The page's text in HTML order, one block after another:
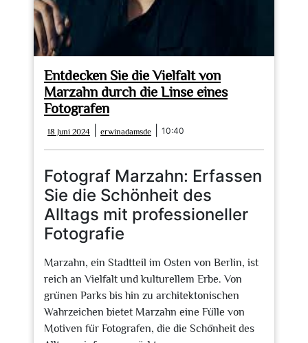
Entdecken Sie die Vielfalt von
Marzahn durch die Linse eines
Fotografen
18 Juni 2024
Juni
2024
erwinadamsde erwinadamsde
10:40
Fotograf Marzahn: Erfassen
Sie die Schönheit des
Alltags mit professioneller
Fotografie
Marzahn, ein Stadtteil im Osten von Berlin, ist
reich an Vielfalt und kulturellem Erbe. Von
grünen Parks bis hin zu architektonischen
Wahrzeichen bietet Marzahn eine Fülle von
Motiven für Fotografen, die die Schönheit des